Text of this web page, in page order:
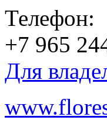
Телефон:
+7 965
Для